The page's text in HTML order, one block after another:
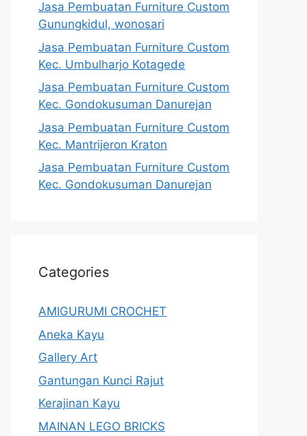
Jasa Pembuatan Furniture Custom
Gunungkidul, wonosari
Jasa Pembuatan Furniture Custom
Kec. Umbulharjo Kotagede
Jasa Pembuatan Furniture Custom
Kec. Gondokusuman Danurejan
Jasa Pembuatan Furniture Custom
Kec. Mantrijeron Kraton
Jasa Pembuatan Furniture Custom
Kec. Gondokusuman Danurejan
Categories
AMIGURUMI CROCHET
Aneka Kayu
Gallery Art
Gantungan Kunci Rajut
Kerajinan Kayu
MAINAN LEGO BRICKS